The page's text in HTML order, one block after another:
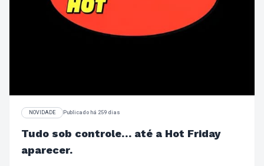
NOVIDADE Publicado há 259 dias
Tudo sob controle… até a Hot Friday
aparecer.